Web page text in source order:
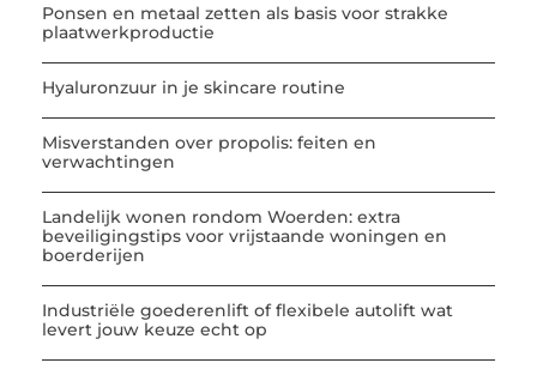
Ponsen en metaal zetten als basis voor strakke
plaatwerkproductie
Hyaluronzuur in je skincare routine
Misverstanden over propolis: feiten en
verwachtingen
Landelijk wonen rondom Woerden: extra
beveiligingstips voor vrijstaande woningen en
boerderijen
Industriële goederenlift of flexibele autolift wat
levert jouw keuze echt op